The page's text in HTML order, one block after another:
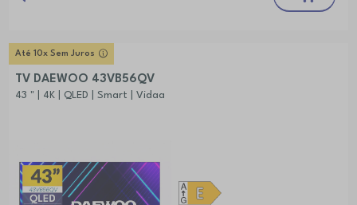
Até 10x Sem Juros
TV DAEWOO 43VB56QV
43 " | 4K | QLED | Smart | Vidaa